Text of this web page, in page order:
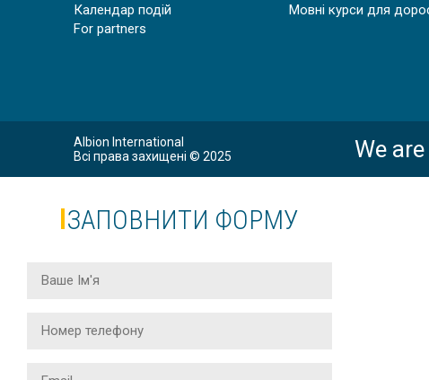
Календар подій
For partners
Мовні курси для
Albion International
Всі права захищені © 2025
We
ЗАПОВНИТИ ФОРМУ